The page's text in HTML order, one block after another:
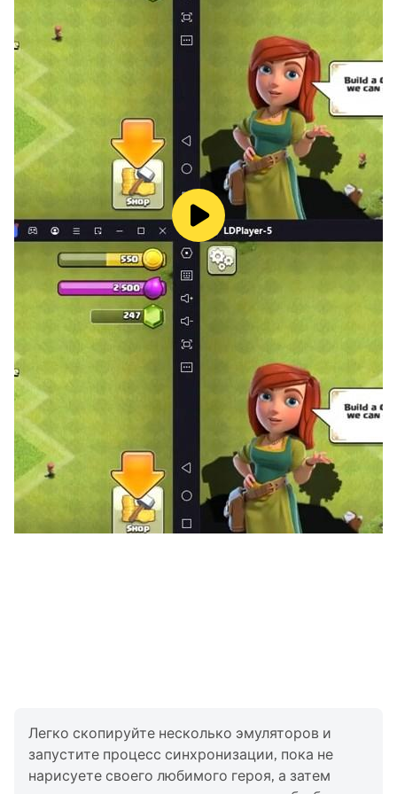
● PvP Arena
Who will achieve fame and victory in the Arena?
Showcase your unique strategy to the world every
season!
● For Guild and Glory!
Full of intense 3v3 battles, Guild Wars are here!
Work with your Guild members to become the
strongest Guild!
● World Boss mode is here!
The World Boss has awakened!
Fight with up to 16 Heroes in a battle of epic
proportions!
● World Arena now available!
Battle against players from all around the world in real
time.
Challenge your fellow Heirs and prove your strength!
Try it out now!
※ Supported on Android 6.0 and above. Not supported
[More information about Epic Seven]
Легко скопируйте несколько эмуляторов и
запустите процесс синхронизации, пока не
нарисуете своего любимого героя, а затем